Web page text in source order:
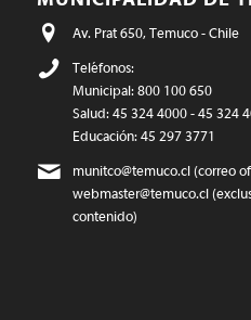
Av. Prat 650, Temuco - Chile
Teléfonos:
Municipal: 800 100 650
Salud: 45 324 4000 - 45 324
Educación: 45 297 3771
munitco@temuco.cl(correo
webmaster@temuco.cl
contenido)